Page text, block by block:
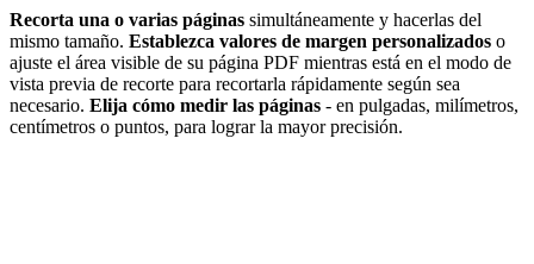
Recorta una o varias páginas simultáneamente y hacerlas del
mismo tamaño. Establezca valores de margen personalizados o
ajuste el área visible de su página PDF mientras está en el modo de
vista previa de recorte para recortarla rápidamente según sea
necesario. Elija cómo medir las páginas - en pulgadas, milímetros,
centímetros o puntos, para lograr la mayor precisión.